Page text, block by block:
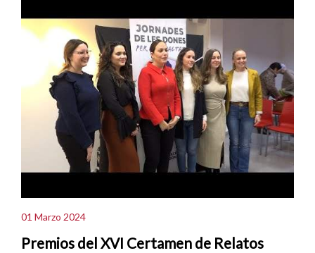
01 Marzo 2024
Premios del XVI Certamen de Relatos